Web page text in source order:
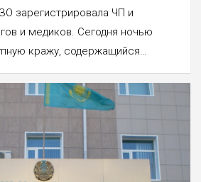
зарегистрировала ЧП и
и медиков. Сегодня ночью
кражу, содержащийся…